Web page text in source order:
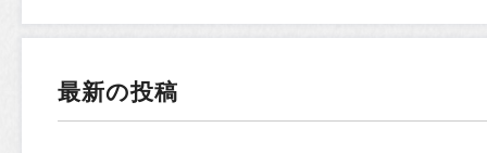
最新の投稿